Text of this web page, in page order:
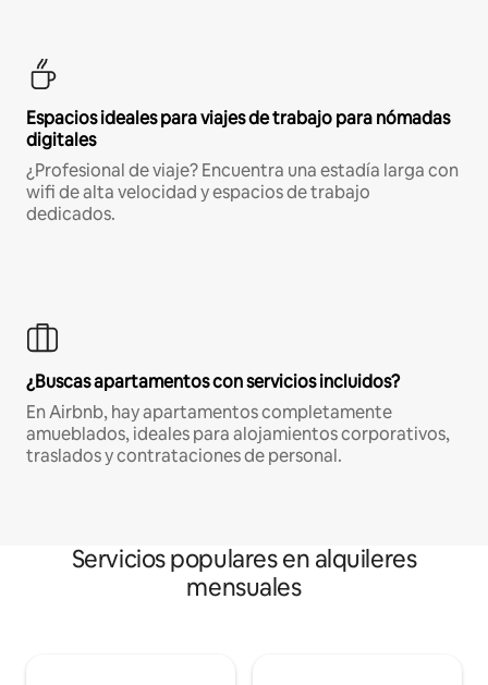
Espacios ideales para viajes de trabajo para nómadas
digitales
¿Profesional de viaje? Encuentra una estadía larga con
wifi de alta velocidad y espacios de trabajo
dedicados.
¿Buscas apartamentos con servicios incluidos?
En Airbnb, hay apartamentos completamente
amueblados, ideales para alojamientos corporativos,
traslados y contrataciones de personal.
Servicios populares en alquileres
mensuales